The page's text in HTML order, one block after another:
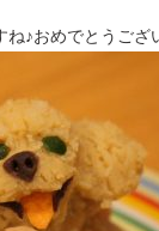
ね♪おめでとうござ